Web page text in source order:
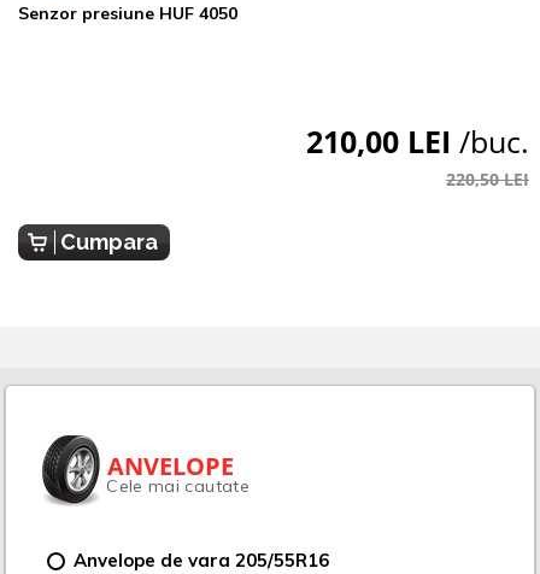
Senzor presiune HUF 4050
210,00 LEI /buc.
220,50 LEI
Cumpara
ANVELOPE
Cele mai cautate
Anvelope de vara 205/55R16